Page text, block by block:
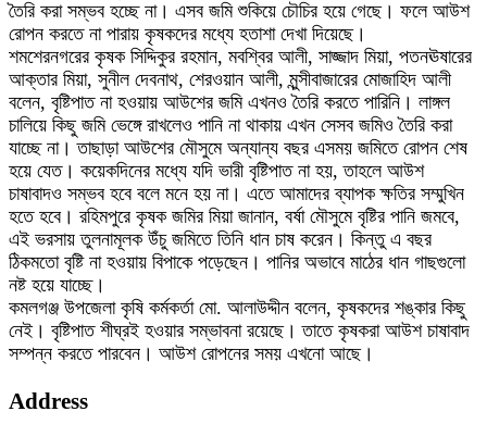
তৈরি করা সম্ভব হচ্ছে না। এসব জমি শুকিয়ে চৌচির হয়ে গেছে। ফলে আউশ
রোপন করতে না পারায় কৃষকদের মধ্যে হতাশা দেখা দিয়েছে।
শমশেরনগরের কৃষক সিদ্দিকুর রহমান, মবশ্বির আলী, সাজ্জাদ মিয়া, পতনঊষারের
আক্তার মিয়া, সুনীল দেবনাথ, শেরওয়ান আলী, মুন্সীবাজারের মোজাহিদ আলী
বলেন, বৃষ্টিপাত না হওয়ায় আউশের জমি এখনও তৈরি করতে পারিনি। লাঙ্গল
চালিয়ে কিছু জমি ভেঙ্গে রাখলেও পানি না থাকায় এখন সেসব জমিও তৈরি করা
যাচ্ছে না। তাছাড়া আউশের মৌসুমে অন্যান্য বছর এসময় জমিতে রোপন শেষ
হয়ে যেত। কয়েকদিনের মধ্যে যদি ভারী বৃষ্টিপাত না হয়, তাহলে আউশ
চাষাবাদও সম্ভব হবে বলে মনে হয় না। এতে আমাদের ব্যাপক ক্ষতির সম্মুখিন
হতে হবে। রহিমপুরে কৃষক জমির মিয়া জানান, বর্ষা মৌসুমে বৃষ্টির পানি জমবে,
এই ভরসায় তুলনামূলক উঁচু জমিতে তিনি ধান চাষ করেন। কিন্তু এ বছর
ঠিকমতো বৃষ্টি না হওয়ায় বিপাকে পড়েছেন। পানির অভাবে মাঠের ধান গাছগুলো
নষ্ট হয়ে যাচ্ছে।
কমলগঞ্জ উপজেলা কৃষি কর্মকর্তা মো. আলাউদ্দীন বলেন, কৃষকদের শঙ্কার কিছু
নেই। বৃষ্টিপাত শীঘ্রই হওয়ার সম্ভাবনা রয়েছে। তাতে কৃষকরা আউশ চাষাবাদ
সম্পন্ন করতে পারবেন। আউশ রোপনের সময় এখনো আছে।
Address